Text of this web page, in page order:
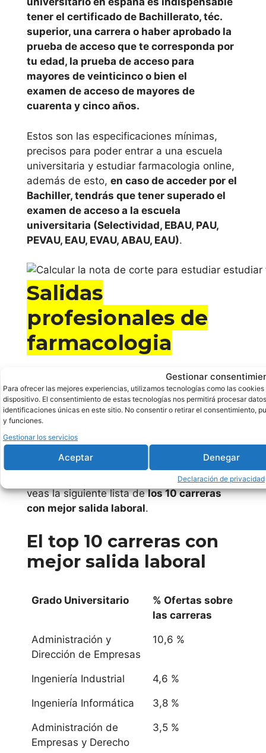
Gestionar
Para ofrecer las mejores experiencias, utilizamos tecnologías como las
dispositivo. El consentimiento de estas tecnologías nos permitirá procesar
identificaciones únicas en este sitio. No consentir o retirar el consentimiento,
y funciones.
Gestionar los servicios
Aceptar Denegar
Declaración de privacidad
posibles de realizar
online ya que
pueden existir
prácticas.
Uned
Alternativa
s y cursos
de
farmacolo
gia
emagister
Cursos CCC
tener el certificado de Bachillerato, téc.
superior, una carrera o haber aprobado la
prueba de acceso que te corresponda por
tu edad, la prueba de acceso para
mayores de veinticinco o bien el
examen de acceso de mayores de
cuarenta y cinco años.
Estos son las especificaciones mínimas,
precisos para poder entrar a una escuela
universitaria y estudiar farmacologia online,
además de esto, en caso de acceder por el
Bachiller, tendrás que tener superado el
examen de acceso a la escuela
universitaria (Selectividad, EBAU, PAU,
PEVAU, EAU, EVAU, ABAU, EAU).
Salidas
profesionales de
farmacologia
Es realmente posible que aparezca el
dilema de si formarte en algo que te deseas
o bien algo con una buena salida
laboral.
universitarias al ser finalizada poseen el
mismo número de demanda laboral
que ya antes de ponerte a estudiar
farmacologia online, es recomendable que
veas la siguiente lista delos 10 carreras
con mejor salida laboral.
El top 10 carreras con
mejor salida laboral
Grado Universitario
% Ofertas sobre
las carreras
Administración y
Dirección de Empresas
10,6 %
Ingeniería Industrial 4,6 %
Ingeniería Informática 3,8 %
Administración de
Empresas y Derecho
3,5 %